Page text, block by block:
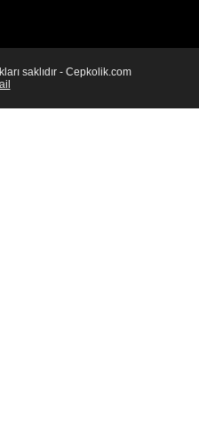
saklıdır - Cepkolik.com